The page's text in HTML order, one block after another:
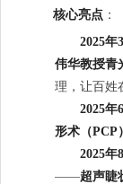
核心亮点 ：
2025年
伟华教授青
理，让百姓
2025年
形术（PCP）
2025年
——超声睫